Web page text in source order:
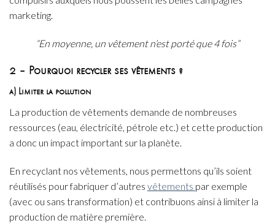
marketing.
“En moyenne, un vêtement n’est porté que 4 fois”
2 – Pourquoi recycler ses vêtements ?
a) Limiter la pollution
La production de vêtements demande de nombreuses
ressources (eau, électricité, pétrole etc.) et cette production
a donc un impact important sur la planète.
En recyclant nos vêtements, nous permettons qu’ils soient
réutilisés pour fabriquer d’autres vêtements par exemple
(avec ou sans transformation) et contribuons ainsi à limiter la
production de matière première.